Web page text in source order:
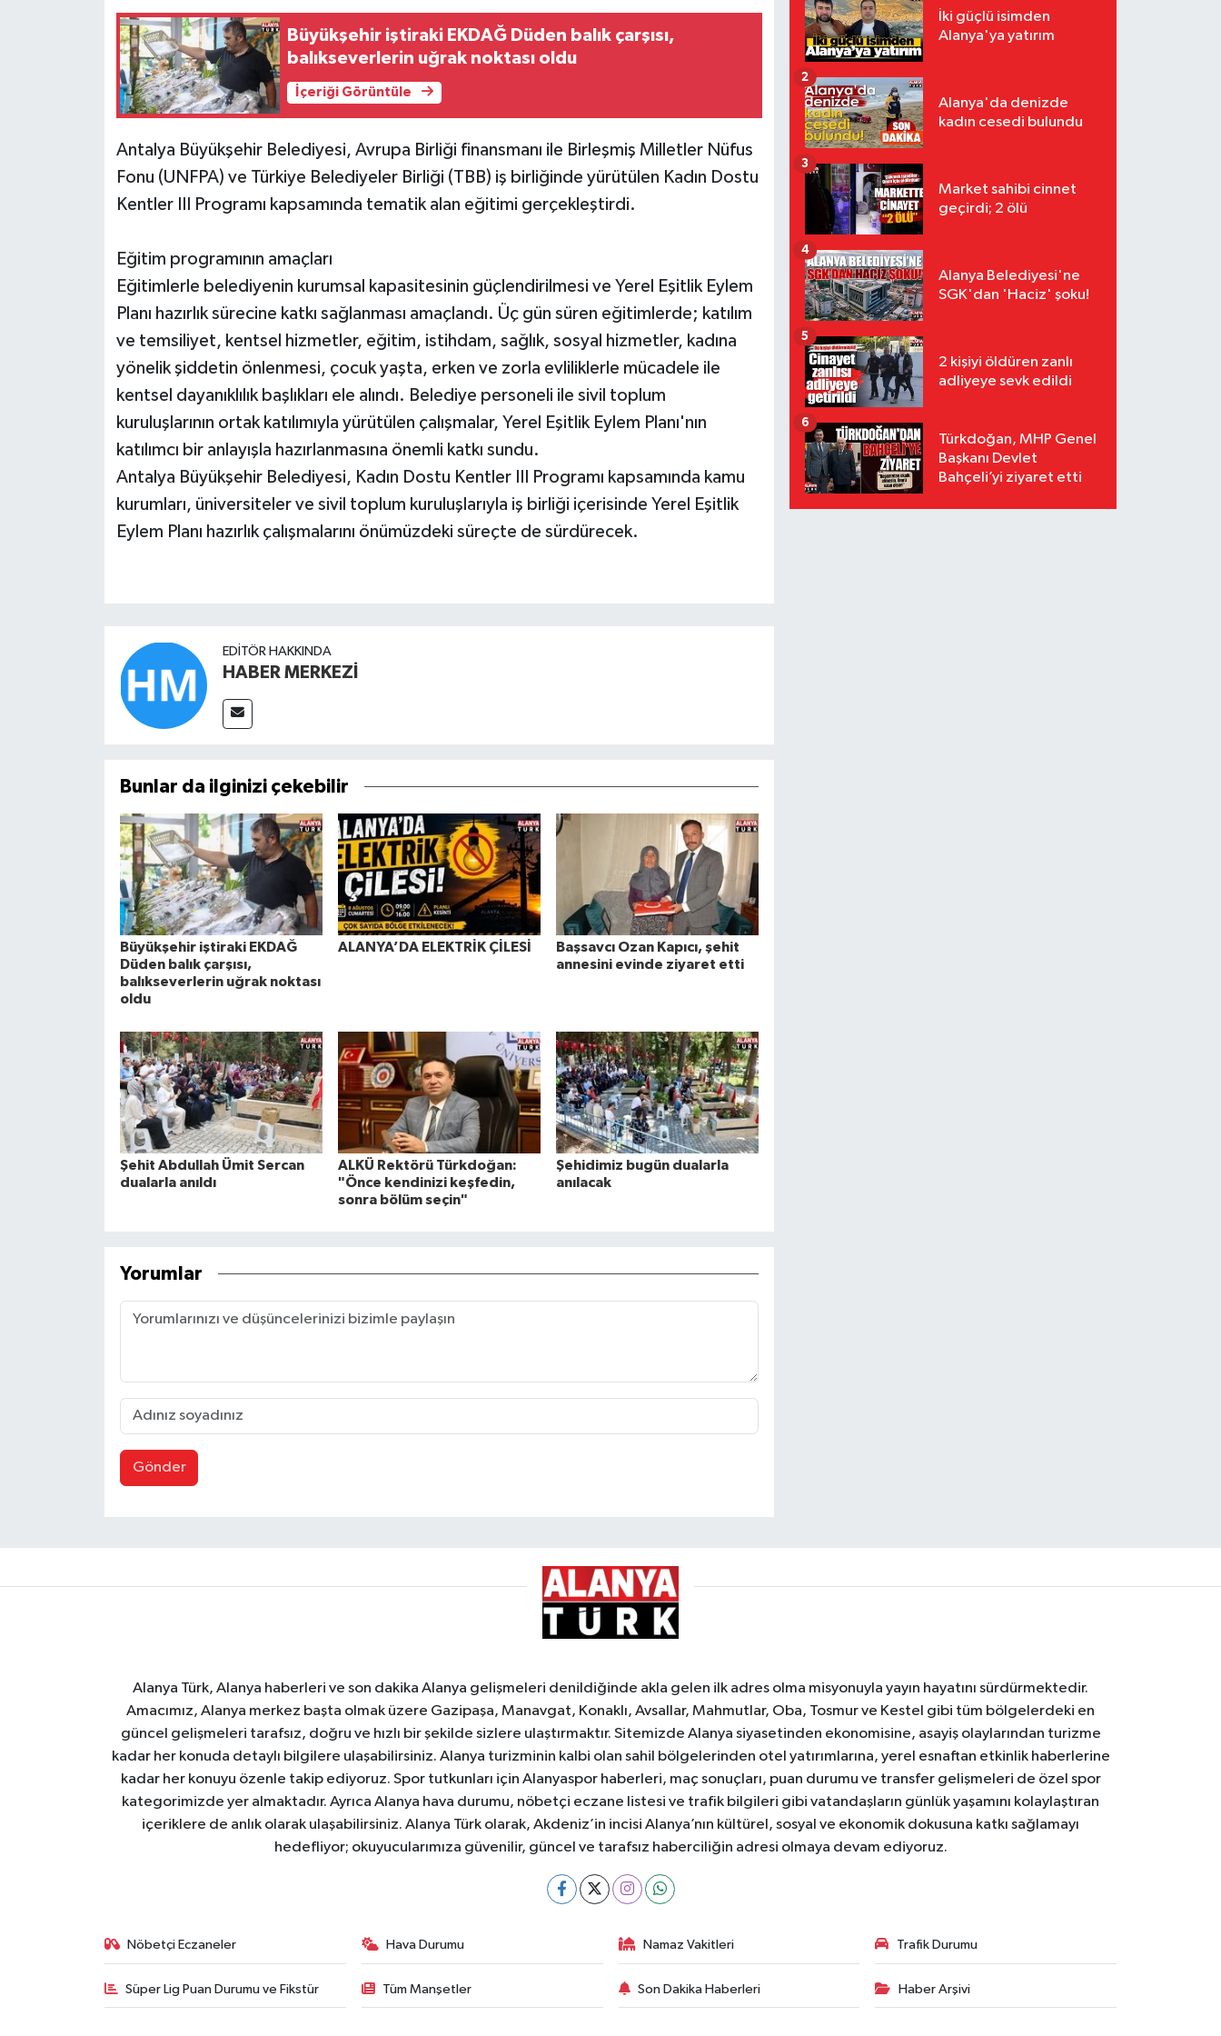
Büyükşehir iştiraki EKDAĞ Düden balık çarşısı,
balıkseverlerin uğrak noktası oldu
İçeriği Görüntüle
Antalya Büyükşehir Belediyesi, Avrupa Birliği finansmanı ile Birleşmiş Milletler Nüfus
Fonu (UNFPA) ve Türkiye Belediyeler Birliği (TBB) iş birliğinde yürütülen Kadın Dostu
Kentler III Programı kapsamında tematik alan eğitimi gerçekleştirdi.
Eğitim programının amaçları
Eğitimlerle belediyenin kurumsal kapasitesinin güçlendirilmesi ve Yerel Eşitlik Eylem
Planı hazırlık sürecine katkı sağlanması amaçlandı. Üç gün süren eğitimlerde; katılım
ve temsiliyet, kentsel hizmetler, eğitim, istihdam, sağlık, sosyal hizmetler, kadına
yönelik şiddetin önlenmesi, çocuk yaşta, erken ve zorla evliliklerle mücadele ile
kentsel dayanıklılık başlıkları ele alındı. Belediye personeli ile sivil toplum
kuruluşlarının ortak katılımıyla yürütülen çalışmalar, Yerel Eşitlik Eylem Planı'nın
katılımcı bir anlayışla hazırlanmasına önemli katkı sundu.
Antalya Büyükşehir Belediyesi, Kadın Dostu Kentler III Programı kapsamında kamu
kurumları, üniversiteler ve sivil toplum kuruluşlarıyla iş birliği içerisinde Yerel Eşitlik
Eylem Planı hazırlık çalışmalarını önümüzdeki süreçte de sürdürecek.
EDITÖR HAKKINDA
HABER MERKEZİ
Bunlar da ilginizi çekebilir
Büyükşehir iştiraki EKDAĞ
Düden balık çarşısı,
balıkseverlerin uğrak noktası
oldu
ALANYA’DA ELEKTRİK ÇİLESİ
Başsavcı Ozan Kapıcı, şehit
annesini evinde ziyaret etti
Şehit Abdullah Ümit Sercan
dualarla anıldı
ALKÜ Rektörü Türkdoğan:
"Önce kendinizi keşfedin,
sonra bölüm seçin"
Şehidimiz bugün dualarla
anılacak
Yorumlar
Gönder
İki güçlü isimden
Alanya'ya yatırım
Alanya'da denizde
kadın cesedi bulundu
2
Market sahibi cinnet
geçirdi; 2 ölü
3
Alanya Belediyesi'ne
SGK'dan 'Haciz' şoku!
4
2 kişiyi öldüren zanlı
adliyeye sevk edildi
5
Türkdoğan, MHP Genel
Başkanı Devlet
Bahçeli’yi ziyaret etti
6
Alanya Türk, Alanya haberleri ve son dakika Alanya gelişmeleri denildiğinde akla gelen ilk adres olma misyonuyla yayın hayatını sürdürmektedir.
Amacımız, Alanya merkez başta olmak üzere Gazipaşa, Manavgat, Konaklı, Avsallar, Mahmutlar, Oba, Tosmur ve Kestel gibi tüm bölgelerdeki en
güncel gelişmeleri tarafsız, doğru ve hızlı bir şekilde sizlere ulaştırmaktır. Sitemizde Alanya siyasetinden ekonomisine, asayiş olaylarından turizme
kadar her konuda detaylı bilgilere ulaşabilirsiniz. Alanya turizminin kalbi olan sahil bölgelerinden otel yatırımlarına, yerel esnaftan etkinlik haberlerine
kadar her konuyu özenle takip ediyoruz. Spor tutkunları için Alanyaspor haberleri, maç sonuçları, puan durumu ve transfer gelişmeleri de özel spor
kategorimizde yer almaktadır. Ayrıca Alanya hava durumu, nöbetçi eczane listesi ve trafik bilgileri gibi vatandaşların günlük yaşamını kolaylaştıran
içeriklere de anlık olarak ulaşabilirsiniz. Alanya Türk olarak, Akdeniz’in incisi Alanya’nın kültürel, sosyal ve ekonomik dokusuna katkı sağlamayı
hedefliyor; okuyucularımıza güvenilir, güncel ve tarafsız haberciliğin adresi olmaya devam ediyoruz.
Nöbetçi Eczaneler Hava Durumu Namaz Vakitleri Trafik Durumu
Süper Lig Puan Durumu ve Fikstür Tüm Manşetler Son Dakika Haberleri Haber Arşivi